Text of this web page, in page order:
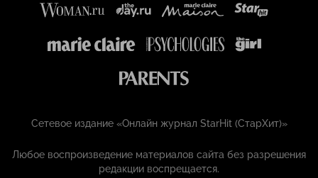
Сетевое издание «Онлайн журнал StarHit (СтарХит)»
Любое воспроизведение материалов сайта без разрешения
редакции воспрещается.